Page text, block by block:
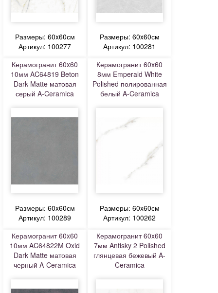
Размеры: 60x60см
Артикул: 100277
Размеры: 60x60см
Артикул: 100281
Керамогранит 60x60
10мм AC64819 Beton
Dark Matte матовая
серый A-Ceramica
Размеры: 60x60см
Артикул: 100289
Керамогранит 60x60
8мм Emperald White
Polished полированная
белый A-Ceramica
Размеры: 60x60см
Артикул: 100262
Керамогранит 60x60
10мм AC64822M Oxid
Dark Matte матовая
черный A-Ceramica
Керамогранит 60x60
7мм Antisky 2 Polished
глянцевая бежевый A-
Ceramica